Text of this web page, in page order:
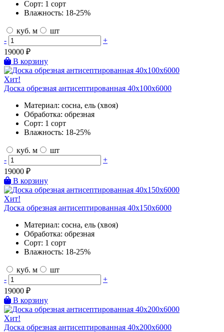
Сорт: 1 сорт
Влажность: 18-25%
куб. м
шт
-
+
19000 ₽
В корзину
Хит!
Доска обрезная антисептированная 40х100х6000
Материал: сосна, ель (хвоя)
Обработка: обрезная
Сорт: 1 сорт
Влажность: 18-25%
куб. м
шт
-
+
19000 ₽
В корзину
Хит!
Доска обрезная антисептированная 40х150х6000
Материал: сосна, ель (хвоя)
Обработка: обрезная
Сорт: 1 сорт
Влажность: 18-25%
куб. м
шт
-
+
19000 ₽
В корзину
Хит!
Доска обрезная антисептированная 40х200х6000